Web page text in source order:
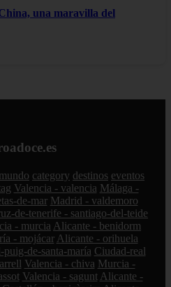
una maravilla del
category destinos eventos
Valencia - valencia Málaga -
de-mar Madrid - valdemoro
de-tenerife - santiago-del-teide
- murcia Alicante - benidorm
- mojácar Alicante - orihuela
puig-de-santa-maría Ciudad-real
Valencia - chiva Murcia -
Valencia - sagunt Alicante -